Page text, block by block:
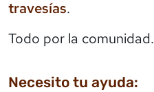
travesías.
Todo por la comunidad.
Necesito tu ayuda: